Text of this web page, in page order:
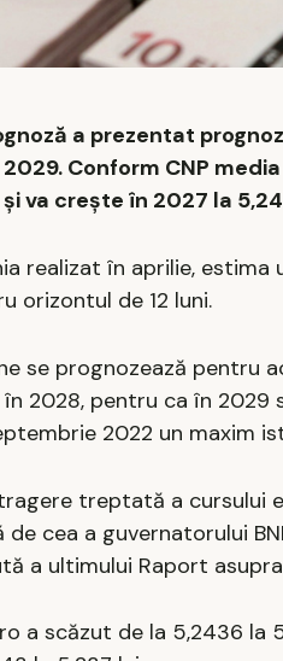
a prezentat
Conform CNP
va crește în 2027 la
realizat în aprilie,
orizontul de 12 luni.
se prognozează pentru
2028, pentru ca în 2029
2022 un maxim
treptată a cursului
cea a guvernatorului
a ultimului Raport
a scăzut de la 5,2436